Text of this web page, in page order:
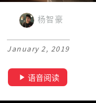
杨智豪
January 2, 2019
语音阅读